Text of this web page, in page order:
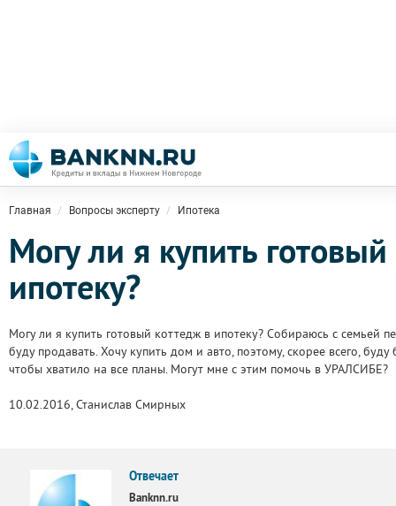
Главная Вопросы эксперту Ипотека
Могу ли я купить
ипотеку?
Могу ли я купить готовый коттедж в ипотеку? Собираюсь с семьей
буду продавать. Хочу купить дом и авто, поэтому, скорее всего,
чтобы хватило на все планы. Могут мне с этим помочь в УРАЛСИБЕ?
10.02.2016, Станислав Смирных
Отвечает
Banknn.ru